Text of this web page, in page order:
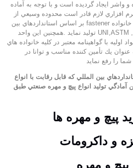
و واشر ايجاد گرديده است و با توجه به آماده
افزاري لازم قادر است محدوده وسيعي از
نيازهاي متنوع صنايع كشور را به خانواده fastener بر اساس استانداردهاي بين
المللي UNI,ASTM , DIN , ANSI , ISO , BS توليد نمايد .همچنين اين واحد
اوليه با گواهينامه معتبر در كليه خانواده هاي
يك تأمين كننده مناسب و توانا در
را رفع نمايد
بين المللي كه قابل رقابت با انواع
توليد انواع پيچ و مهره صنعتي طبق
پیچ و مهره ها
و داکرومات
پیچ و مهره